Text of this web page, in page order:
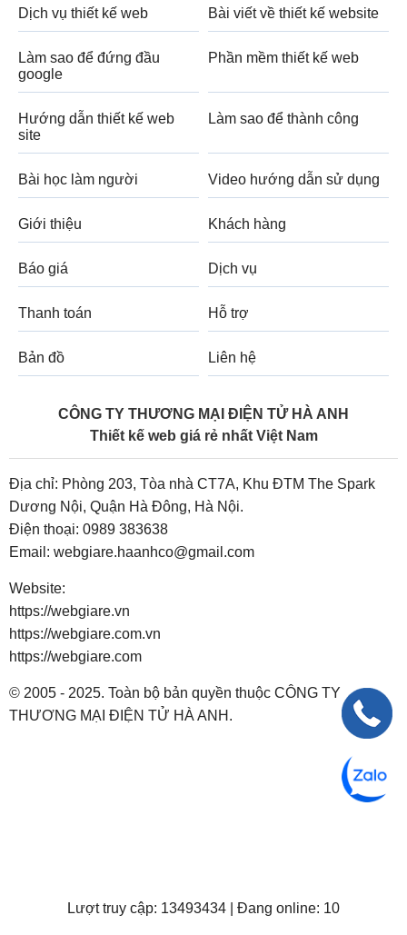
Dịch vụ thiết kế web Bài viết về thiết kế website
Làm sao để đứng đầu
google
Phần mềm thiết kế web
Hướng dẫn thiết kế web
site
Làm sao để thành công
Bài học làm người Video hướng dẫn sử dụng
Giới thiệu Khách hàng
Báo giá Dịch vụ
Thanh toán Hỗ trợ
Bản đồ Liên hệ
CÔNG TY THƯƠNG MẠI ĐIỆN TỬ HÀ ANH
Thiết kế web giá rẻ nhất Việt Nam
Địa chỉ: Phòng 203, Tòa nhà CT7A, Khu ĐTM The Spark
Dương Nội, Quận Hà Đông, Hà Nội.
Điện thoại: 0989 383638
Email: webgiare.haanhco@gmail.com
Website:
https://webgiare.vn
https://webgiare.com.vn
https://webgiare.com
© 2005 - 2025. Toàn bộ bản quyền thuộc CÔNG TY
THƯƠNG MẠI ĐIỆN TỬ HÀ ANH.
Lượt truy cập: 13493434 | Đang online: 10